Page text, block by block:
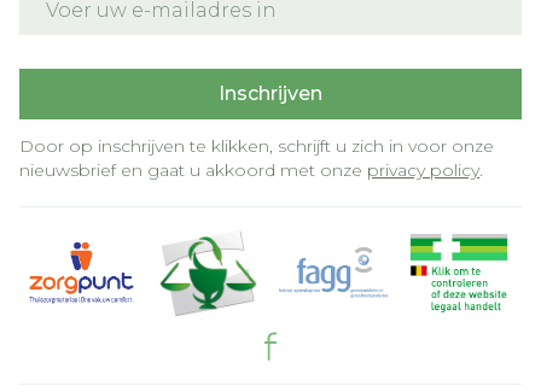
Inschrijven
Door op inschrijven te klikken, schrijft u zich in voor onze
nieuwsbrief en gaat u akkoord met onze privacy policy.